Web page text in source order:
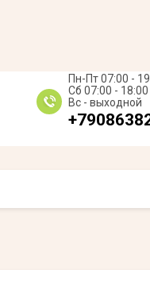
Пн-Пт 07:00 -
Сб 07:00 - 18:00
Вс - выходной